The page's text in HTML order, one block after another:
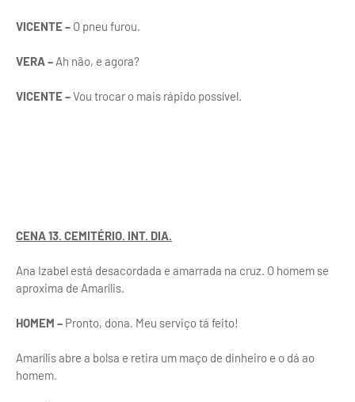
VICENTE – O pneu furou.
VERA – Ah não, e agora?
VICENTE –Vou trocar o mais rápido possível.
CENA 13. CEMITÉRIO. INT. DIA.
Ana Izabel está desacordada e amarrada na cruz. O homem se
aproxima de Amarílis.
HOMEM – Pronto, dona. Meu serviço tá feito!
Amarílis abre a bolsa e retira um maço de dinheiro e o dá ao
homem.